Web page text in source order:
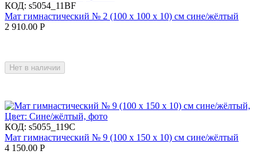
КОД: s5054_11BF
Мат гимнастический № 2 (100 х 100 х 10) см сине/жёлтый
2 910.00 Р
Нет в наличии
КОД: s5055_119C
Мат гимнастический № 9 (100 х 150 х 10) см сине/жёлтый
4 150.00 Р